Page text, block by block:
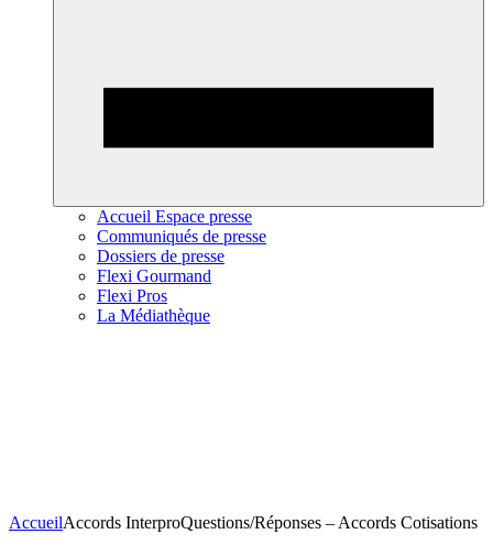
Accueil Espace presse
Communiqués de presse
Dossiers de presse
Flexi Gourmand
Flexi Pros
La Médiathèque
AccueilAccords InterproQuestions/Réponses – Accords Cotisations